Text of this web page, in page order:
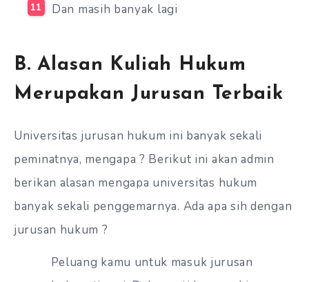
Dan masih banyak lagi
B. Alasan Kuliah Hukum
Merupakan Jurusan Terbaik
Universitas jurusan hukum ini banyak sekali
peminatnya, mengapa ? Berikut ini akan admin
berikan alasan mengapa universitas hukum
banyak sekali penggemarnya. Ada apa sih dengan
jurusan hukum ?
Peluang kamu untuk masuk jurusan